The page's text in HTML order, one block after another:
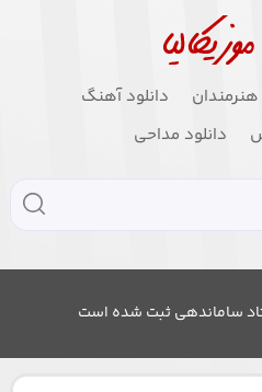
دانلود آهنگ
دانلود مداحی
ساماندهی ثبت شده است